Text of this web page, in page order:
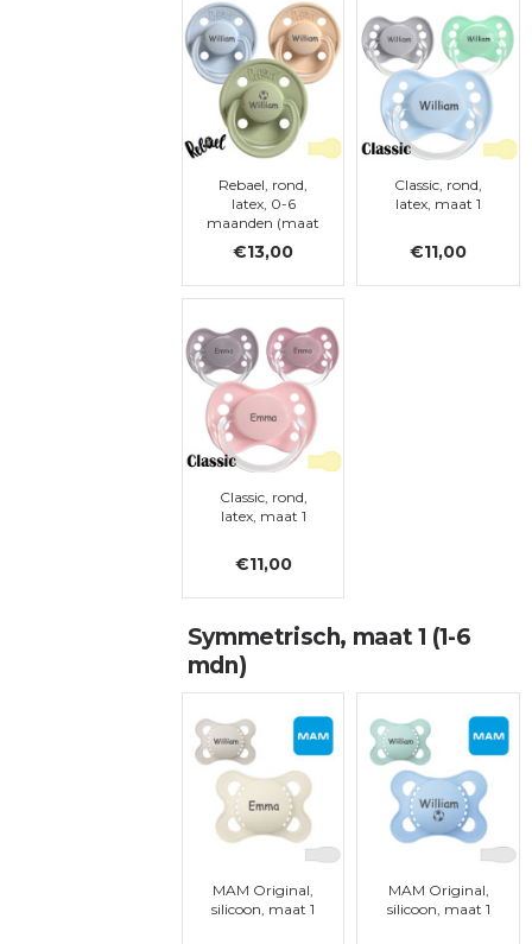
Rebael, rond,
latex, 0-6
maanden (maat
1)
€13,00
Classic, rond,
latex, maat 1
€11,00
Classic, rond,
latex, maat 1
€11,00
Symmetrisch, maat 1 (1-6
mdn)
MAM Original,
silicoon, maat 1
MAM Original,
silicoon, maat 1